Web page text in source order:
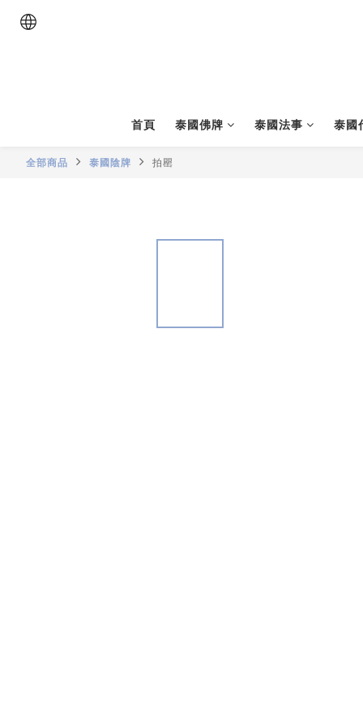
首頁 泰國佛牌 泰國法事 泰國
全部商品 泰國陰牌 拍罌